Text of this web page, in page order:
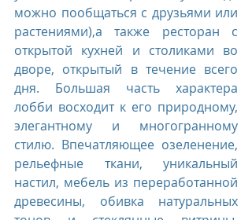
можно пообщаться с друзьями или
растениями),а также ресторан с
открытой кухней и столиками во
дворе, открытый в течение всего
дня. Большая часть характера
лобби восходит к его природному,
элегантному и многогранному
стилю. Впечатляющее озеленение,
рельефные ткани, уникальный
настил, мебель из переработанной
древесины, обивка натуральных